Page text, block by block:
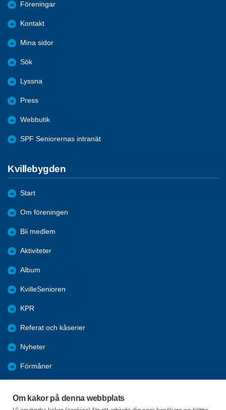
Om kakor på denna webbplats
Föreningar
Kontakt
Mina sidor
Sök
Lyssna
Press
Webbutik
SPF Seniorernas intranät
Kvillebygden
Start
Om föreningen
Bli medlem
Aktiviteter
Album
KvilleSenioren
KPR
Referat och kåserier
Nyheter
Förmåner
Tanums kommun